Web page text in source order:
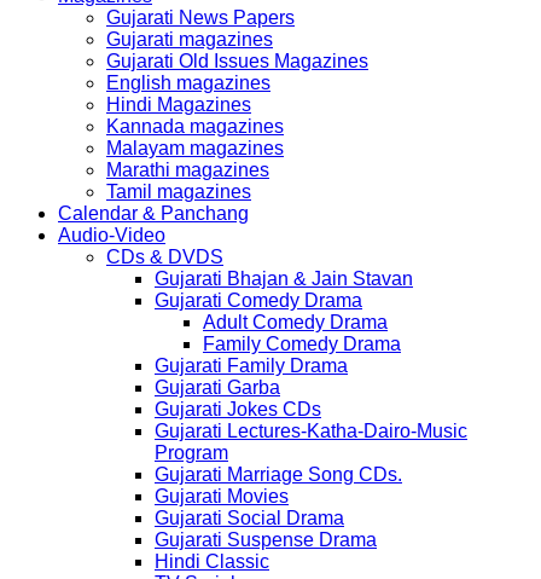
Gujarati News Papers
Gujarati magazines
Gujarati Old Issues Magazines
English magazines
Hindi Magazines
Kannada magazines
Malayam magazines
Marathi magazines
Tamil magazines
Calendar & Panchang
Audio-Video
CDs & DVDS
Gujarati Bhajan & Jain Stavan
Gujarati Comedy Drama
Adult Comedy Drama
Family Comedy Drama
Gujarati Family Drama
Gujarati Garba
Gujarati Jokes CDs
Gujarati Lectures-Katha-Dairo-Music
Program
Gujarati Marriage Song CDs.
Gujarati Movies
Gujarati Social Drama
Gujarati Suspense Drama
Hindi Classic